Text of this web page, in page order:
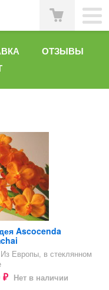
ОТЗЫВЫ
Ascocenda
Из Европы, в стеклянном
₽ Нет в наличии